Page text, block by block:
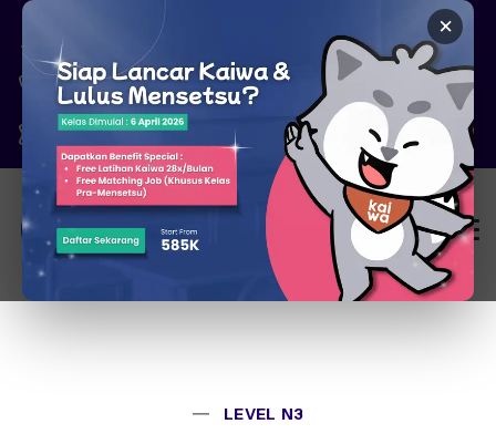
×
Pare, Kediri - Jawa Timur
6287777326344
marketing@kaiwa.id
Login
LEVEL N3